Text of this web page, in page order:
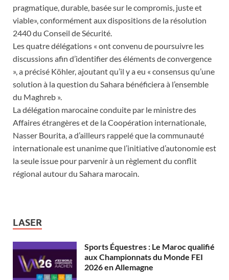
pragmatique, durable, basée sur le compromis, juste et
viable», conformément aux dispositions de la résolution
2440 du Conseil de Sécurité.
Les quatre délégations « ont convenu de poursuivre les
discussions afin d’identifier des éléments de convergence
», a précisé Köhler, ajoutant qu’il y a eu « consensus qu’une
solution à la question du Sahara bénéficiera à l’ensemble
du Maghreb ».
La délégation marocaine conduite par le ministre des
Affaires étrangères et de la Coopération internationale,
Nasser Bourita, a d’ailleurs rappelé que la communauté
internationale est unanime que l’initiative d’autonomie est
la seule issue pour parvenir à un règlement du conflit
régional autour du Sahara marocain.
LASER
Sports Équestres : Le Maroc qualifié
aux Championnats du Monde FEI
2026 en Allemagne